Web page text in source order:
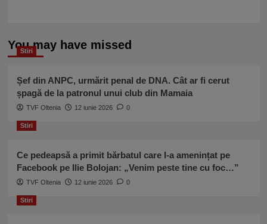
You may have missed
Stiri
Șef din ANPC, urmărit penal de DNA. Cât ar fi cerut
șpagă de la patronul unui club din Mamaia
TVF Oltenia 12 iunie 2026 0
Stiri
Ce pedeapsă a primit bărbatul care l-a amenințat pe
Facebook pe Ilie Bolojan: „Venim peste tine cu foc…”
TVF Oltenia 12 iunie 2026 0
Stiri